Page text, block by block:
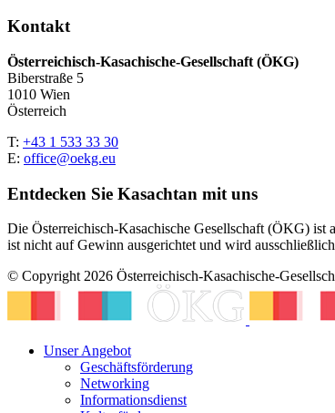
Kontakt
Österreichisch-Kasachische-Gesellschaft (ÖKG)
Biberstraße 5
1010 Wien
Österreich
T: +43 1 533 33 30
E: office@oekg.eu
Entdecken Sie Kasachtan mit uns
Die Österreichisch-Kasachische Gesellschaft (ÖKG)
ist nicht auf Gewinn ausgerichtet und wird
© Copyright 2026 Österreichisch-Kasachische-
Unser Angebot
Geschäftsförderung
Networking
Informationsdienst